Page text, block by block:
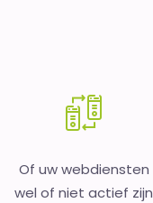
Of uw webdiensten
wel of niet actief zijn